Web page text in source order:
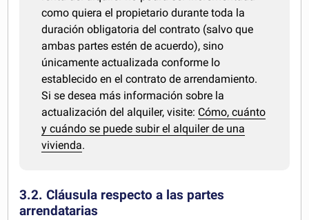
como quiera el propietario durante toda la
duración obligatoria del contrato (salvo que
ambas partes estén de acuerdo), sino
únicamente actualizada conforme lo
establecido en el contrato de arrendamiento.
Si se desea más información sobre la
actualización del alquiler, visite: Cómo, cuánto
y cuándo se puede subir el alquiler de una
vivienda.
3.2. Cláusula respecto a las partes
arrendatarias